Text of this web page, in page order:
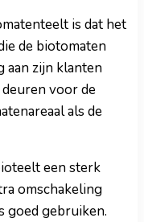
is dat het
de biotomaten
aan zijn klanten
voor de
als de
een sterk
omschakeling
goed gebruiken.